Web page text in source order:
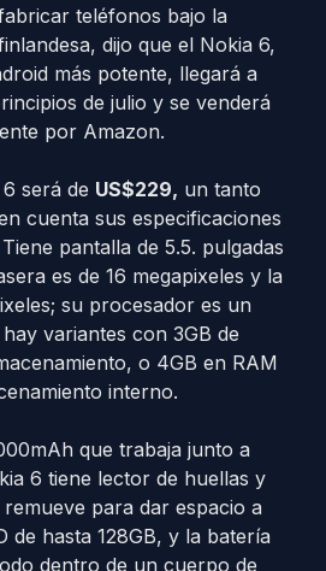
teléfonos bajo la
dijo que el Nokia 6,
más potente, llegará a
de julio y se venderá
por Amazon.
será de US$229, un tanto
cuenta sus especificaciones
pantalla de 5.5. pulgadas
es de 16 megapixeles y la
su procesador es un
variantes con 3GB de
o 4GB en RAM
interno.
que trabaja junto a
6 tiene lector de huellas y
para dar espacio a
de hasta 128GB, y la batería
dentro de un cuerpo de